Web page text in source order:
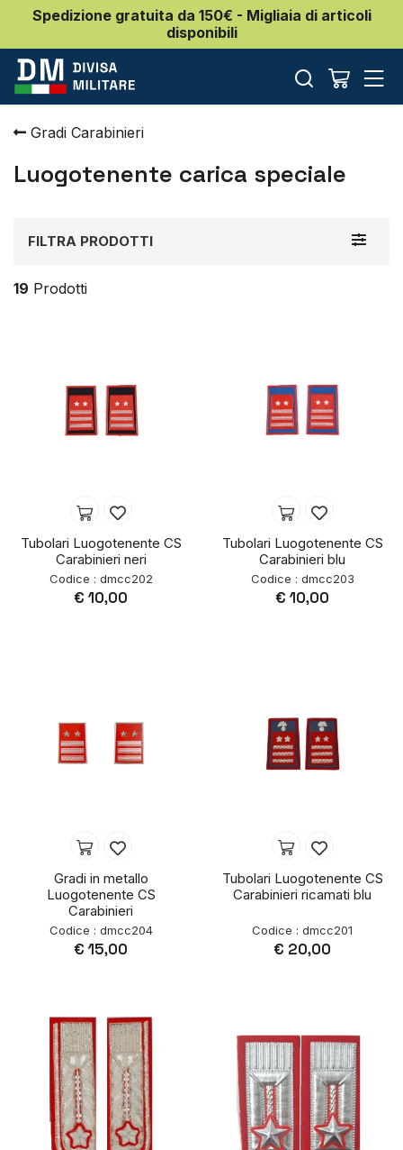
Spedizione gratuita da 150€ - Migliaia di articoli
disponibili
Gradi Carabinieri
Luogotenente carica speciale
Toggle
FILTRA PRODOTTI
19 Prodotti
Tubolari Luogotenente CS
Carabinieri neri
Codice : dmcc202
€ 10,00
Tubolari Luogotenente CS
Carabinieri blu
Codice : dmcc203
€ 10,00
Gradi in metallo
Luogotenente CS
Carabinieri
Codice : dmcc204
€ 15,00
Tubolari Luogotenente CS
Carabinieri ricamati blu
Codice : dmcc201
€ 20,00